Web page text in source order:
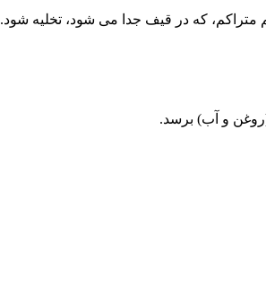
متراکم، که در قیف جدا می شود، تخلیه شود.
(روغن و آب) برسد.